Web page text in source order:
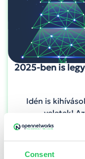
Consent
2025-ben is
Idén is
veletek!